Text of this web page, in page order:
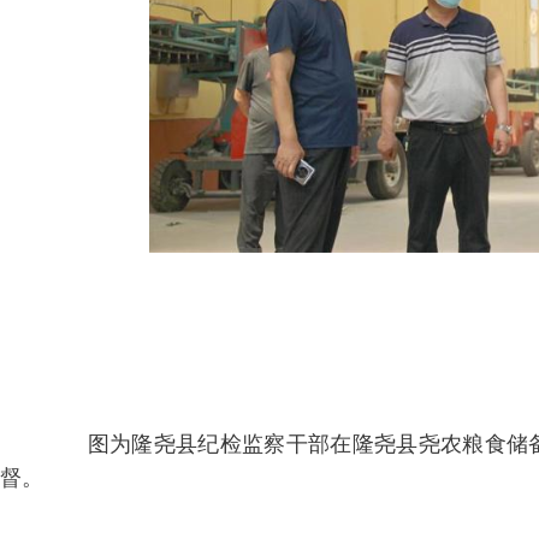
图为隆尧县纪检监察干部在隆尧县尧农粮食储
督。